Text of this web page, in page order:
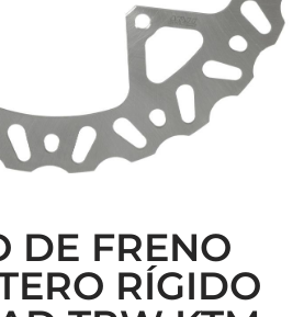
DE FRENO
RÍGIDO